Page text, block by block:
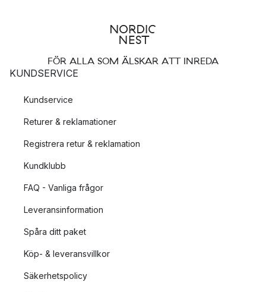
FÖR ALLA SOM ÄLSKAR ATT INREDA
KUNDSERVICE
Kundservice
Returer & reklamationer
Registrera retur & reklamation
Kundklubb
FAQ - Vanliga frågor
Leveransinformation
Spåra ditt paket
Köp- & leveransvillkor
Säkerhetspolicy